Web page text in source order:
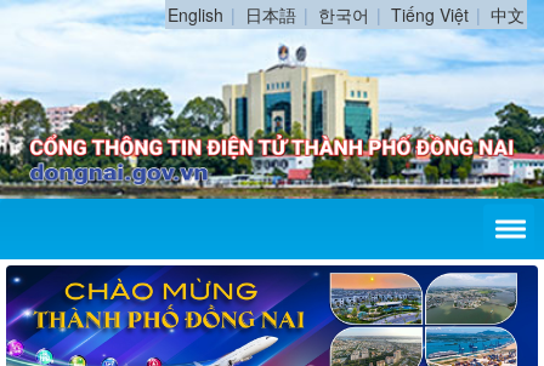
English 日本語 한국어 Tiếng Việt 中文